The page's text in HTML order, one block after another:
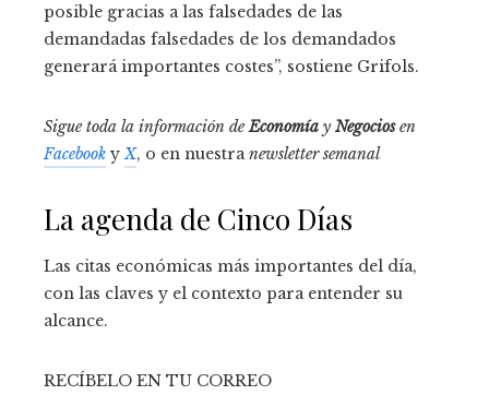
posible gracias a las falsedades de las
demandadas falsedades de los demandados
generará importantes costes”, sostiene Grifols.
Sigue toda la información deEconomía y Negociosen
Facebook yX, o en nuestranewsletter semanal
La agenda de Cinco Días
Las citas económicas más importantes del día,
con las claves y el contexto para entender su
alcance.
RECÍBELO EN TU CORREO